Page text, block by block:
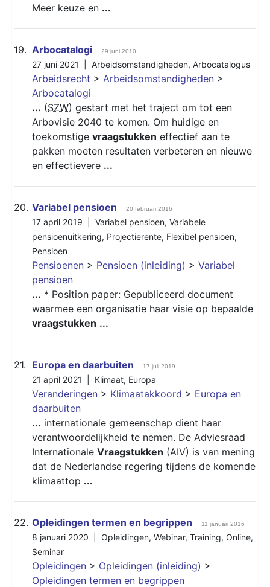
Meer keuze en ...
19. Arbocatalogi 29 juni 2010
27 juni 2021 | Arbeidsomstandigheden, Arbocatalogus
Arbeidsrecht > Arbeidsomstandigheden >
Arbocatalogi
... (SZW) gestart met het traject om tot een
Arbovisie 2040 te komen. Om huidige en
toekomstige vraagstukken effectief aan te
pakken moeten resultaten verbeteren en nieuwe
en effectievere ...
20. Variabel pensioen 20 februari 2016
17 april 2019 | Variabel pensioen, Variabele
pensioenuitkering, Projectierente, Flexibel pensioen,
Pensioen
Pensioenen > Pensioen (inleiding) > Variabel
pensioen
... * Position paper: Gepubliceerd document
waarmee een organisatie haar visie op bepaalde
vraagstukken ...
21. Europa en daarbuiten 17 juli 2019
21 april 2021 | Klimaat, Europa
Veranderingen > Klimaatakkoord > Europa en
daarbuiten
... internationale gemeenschap dient haar
verantwoordelijkheid te nemen. De Adviesraad
Internationale Vraagstukken (AIV) is van mening
dat de Nederlandse regering tijdens de komende
klimaattop ...
22. Opleidingen termen en begrippen 11 januari 2016
8 januari 2020 | Opleidingen, Webinar, Training, Online,
Seminar
Opleidingen > Opleidingen (inleiding) >
Opleidingen termen en begrippen